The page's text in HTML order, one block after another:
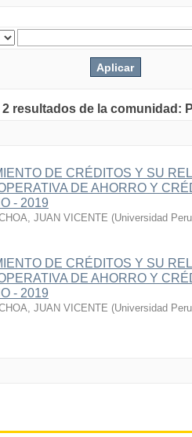
resultados de la comunidad:
DE CRÉDITOS Y SU
DE AHORRO Y
- 2019
JUAN VICENTE (Universidad
DE CRÉDITOS Y SU
DE AHORRO Y
- 2019
JUAN VICENTE (Universidad